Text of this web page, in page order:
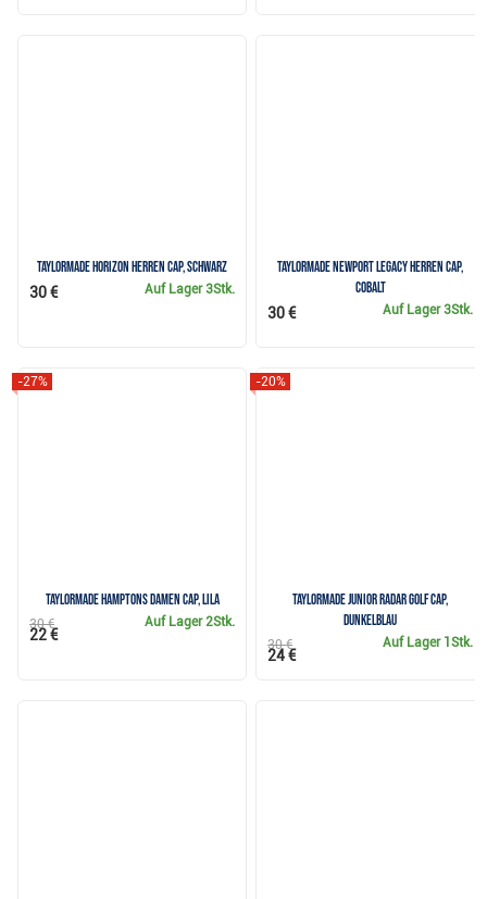
TaylorMade Horizon Herren Cap, schwarz
Auf Lager3Stk.
30 €
TaylorMade Newport Legacy Herren Cap,
cobalt
Auf Lager3Stk.
30 €
TaylorMade Hamptons Damen Cap, lila
-27%
Auf Lager2Stk.
30 €
22 €
TaylorMade Junior Radar Golf Cap,
dunkelblau
-20%
Auf Lager 1Stk.
30 €
24 €